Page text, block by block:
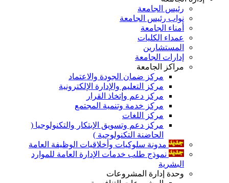
رئيس الجامعة
نواب رئيس الجامعة
أمناء الجامعة
عمداء الكليات
المستشارين
إدارات الجامعة
مراكز الجامعة
مركز ضمان الجودة والاعتماد
مركز التعليم والإدارة الإلكترونية
مركز دعم وإتخاذ القرار
مركز خدمة وتنمية المجتمع
مركز اللغات
مركز دعم وتسويق الإبتكار والتكنولوجيا (
الحاضنة التكنولوجية )
مدونة سلوكيات وأخلاقيات الوظيفة العامة
نموذج طلب خدمات الإدارة العامة للموارد
البشرية
وحدة إدارة المشروعات